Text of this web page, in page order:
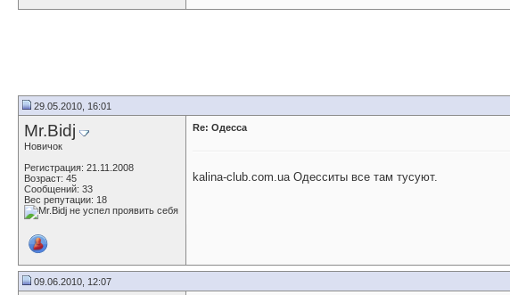
29.05.2010, 16:01
Mr.Bidj
Новичок
Регистрация: 21.11.2008
Возраст: 45
Сообщений: 33
Вес репутации: 18
Re: Одесса
kalina-club.com.ua Одесситы все там тусуют.
09.06.2010, 12:07